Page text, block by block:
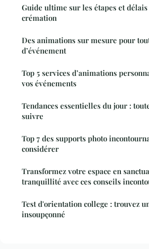
Guide ultime sur les étapes et délais
crémation
Des animations sur mesure pour
d’événement
Top 5 services d’animations
vos événements
Tendances essentielles du jour :
suivre
Top 7 des supports photo
considérer
Transformez votre espace en
tranquillité avec ces conseils
Test d'orientation college : trouvez
insoupçonné